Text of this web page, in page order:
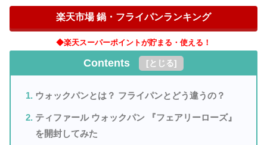
楽天市場 鍋・フライパンランキング
◆楽天スーパーポイントが貯まる・使える！
Contents [とじる]
ウォックパンとは？ フライパンとどう違うの？
ティファール ウォックパン 『フェアリーローズ』
を開封してみた